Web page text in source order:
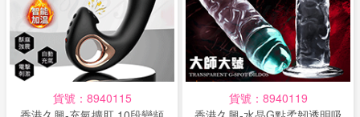
貨號：8940115
貨號：8940119